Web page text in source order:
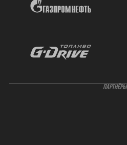
ПАРТНЁРЫ